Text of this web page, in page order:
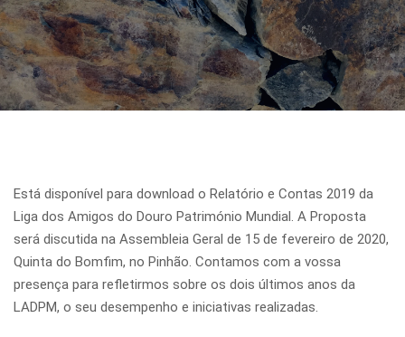
Está disponível para download o Relatório e Contas 2019 da
Liga dos Amigos do Douro Património Mundial. A Proposta
será discutida na Assembleia Geral de 15 de fevereiro de 2020,
Quinta do Bomfim, no Pinhão. Contamos com a vossa
presença para refletirmos sobre os dois últimos anos da
LADPM, o seu desempenho e iniciativas realizadas.